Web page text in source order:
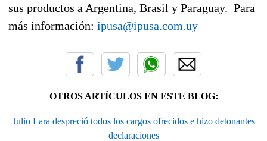
sus productos a Argentina, Brasil y Paraguay. Para
más información: ipusa@ipusa.com.uy
OTROS ARTÍCULOS EN ESTE BLOG:
Julio Lara despreció todos los cargos ofrecidos e hizo detonantes
declaraciones